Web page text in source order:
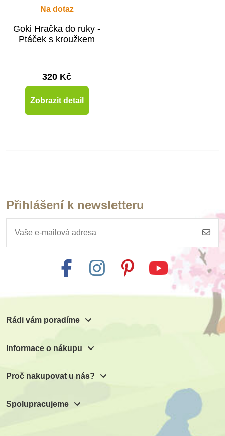
Na dotaz
Goki Hračka do ruky -
Ptáček s kroužkem
320 Kč
Zobrazit detail
Přihlášení k newsletteru
Rádi vám poradíme
Informace o nákupu
Proč nakupovat u nás?
Spolupracujeme